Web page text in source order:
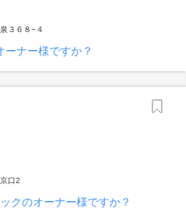
３６８−４
ーナー様ですか？
口2
クのオーナー様ですか？